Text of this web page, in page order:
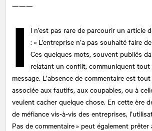
———
I
l n’est pas rare de parcourir un article
: « L’entreprise n’a pas souhaité faire
Ces quelques mots, souvent publiés
relatant un conflit, communiquent tout
message. L’absence de commentaire est
associée aux fautifs, aux coupables, ou à
veulent cacher quelque chose. En cette ère
de méfiance vis-à-vis des entreprises,
Pas de commentaire » peut également prêter